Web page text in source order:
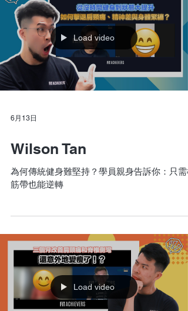
Load video
6月13日
Wilson Tan
為何傳統健身難堅持？學員親身告訴你：只需
筋帶也能逆轉
Load video